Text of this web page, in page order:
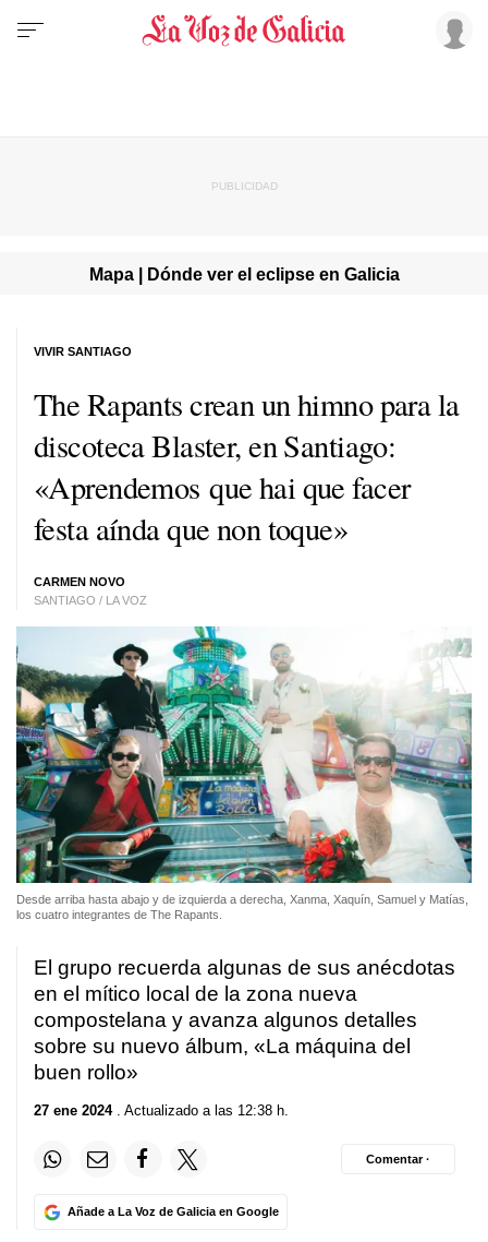
Mapa | Dónde ver el eclipse en Galicia
The Rapants crean un himno para la
discoteca Blaster, en Santiago:
«Aprendemos que hai que facer
festa aínda que non toque»
CARMEN NOVO
SANTIAGO / LA VOZ
VIVIR SANTIAGO
Desde arriba hasta abajo y de izquierda a derecha, Xanma, Xaquín, Samuel y Matías,
los cuatro integrantes de The Rapants.
El grupo recuerda algunas de sus anécdotas
en el mítico local de la zona nueva
compostelana y avanza algunos detalles
sobre su nuevo álbum, «La máquina del
buen rollo»
27 ene 2024. Actualizado a las 12:38 h.
Añade a La Voz de Galicia en Google
Comentar ·